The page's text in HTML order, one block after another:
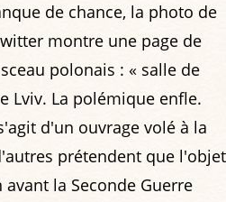
de chance, la photo de
montre une page de
polonais : « salle de
Lviv. La polémique enfle.
d'un ouvrage volé à la
prétendent que l'objet
la Seconde Guerre